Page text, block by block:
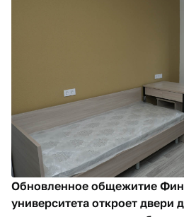
Обновленное общежитие
университета откроет двери